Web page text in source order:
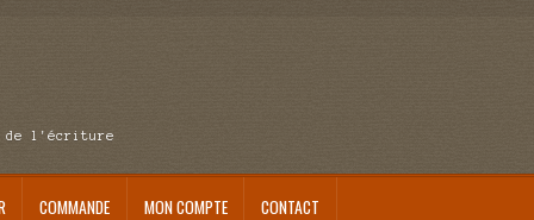
de l'écriture
COMMANDE MON COMPTE CONTACT